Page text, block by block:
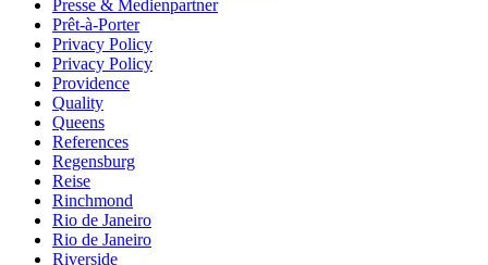
Presse & Medienpartner
Prêt-à-Porter
Privacy Policy
Privacy Policy
Providence
Quality
Queens
References
Regensburg
Reise
Rinchmond
Rio de Janeiro
Rio de Janeiro
Riverside